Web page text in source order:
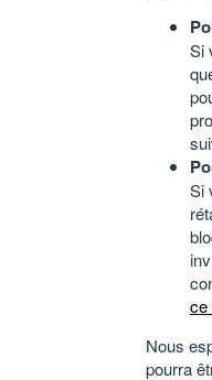
Si
Si
ce
Nous
pourra